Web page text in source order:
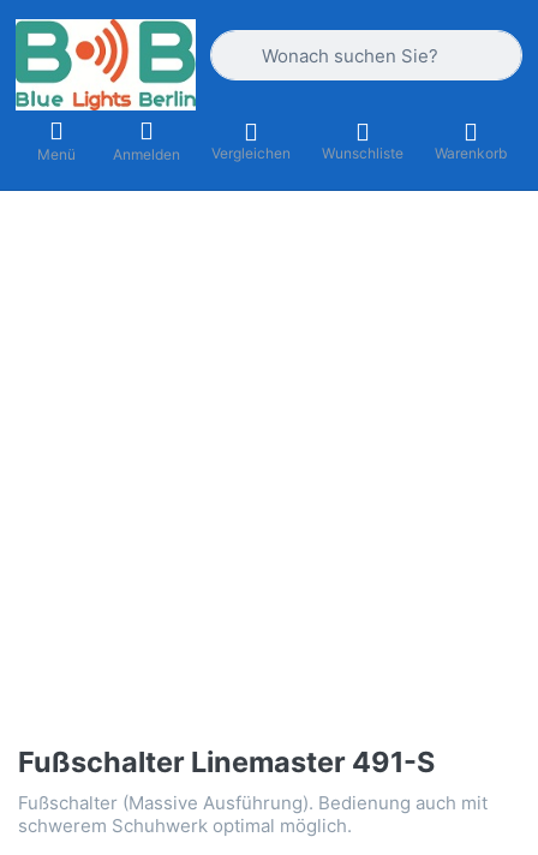
Geben Sie einen Suchbegriff ein.
Menü Anmelden Vergleichen Wunschliste Warenkorb
Fußschalter Linemaster 491-S
Fußschalter (Massive Ausführung). Bedienung auch mit
schwerem Schuhwerk optimal möglich.